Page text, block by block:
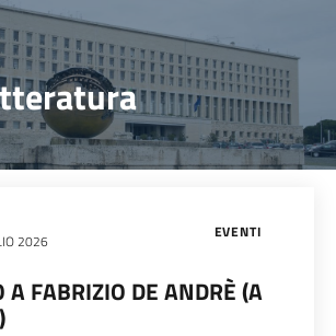
EVENTI
2026
A FABRIZIO DE ANDRÈ (A